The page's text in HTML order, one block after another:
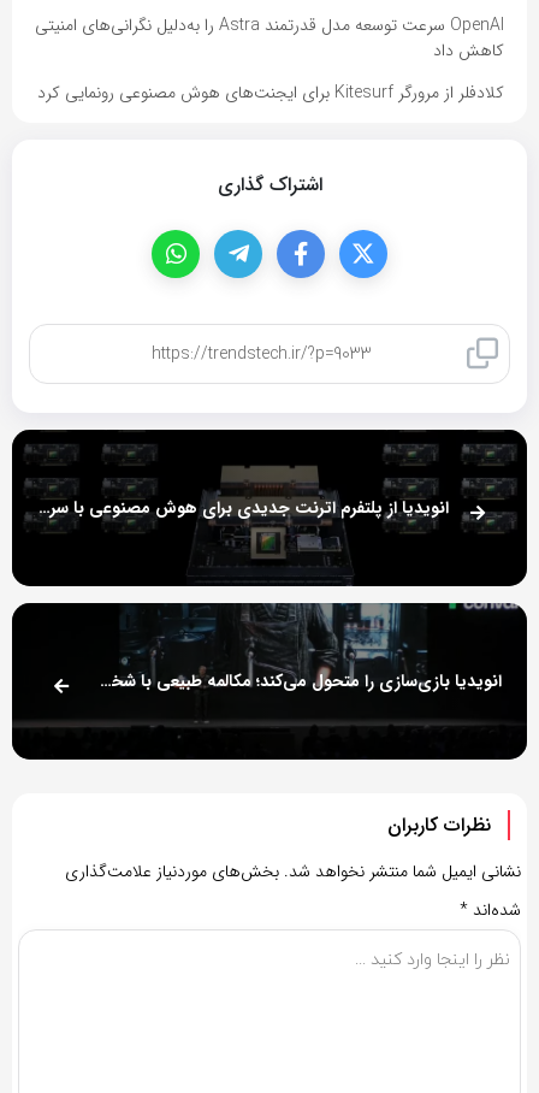
OpenAI سرعت توسعه مدل قدرتمند Astra را به‌دلیل نگرانی‌های امنیتی
کاهش داد
کلادفلر از مرورگر Kitesurf برای ایجنت‌های هوش مصنوعی رونمایی کرد
اشتراک گذاری
انویدیا از پلتفرم اترنت جدیدی برای هوش مصنوعی با سرعت 51 ترابیت بر ثانیه رونمایی کرد
انویدیا بازی‌سازی را متحول می‌کند؛ مکالمه طبیعی با شخصیت‌های بازی از طریق هوش مصنوعی مولد
نظرات کاربران
نشانی ایمیل شما منتشر نخواهد شد. بخش‌های موردنیاز علامت‌گذاری
شده‌اند *